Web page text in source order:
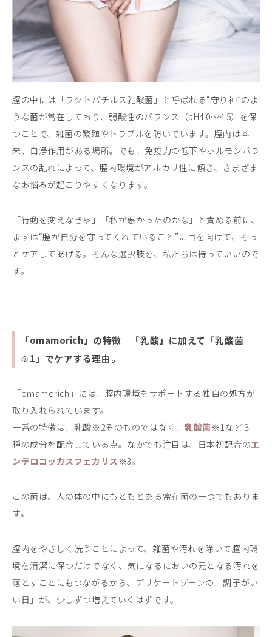
膣の中には「ラクトバチルス乳酸菌」と呼ばれる“守り神”のよ
うな菌が常在しており、弱酸性のバランス（pH4.0〜4.5）を保
つことで、雑菌の繁殖やトラブルを防いでいます。膣内は本
来、自浄作用がある場所。でも、免疫力の低下やホルモンバラ
ンスの乱れによって、膣内環境がアルカリ性に傾き、さまざま
なお悩みが起こりやすくなります。
「行動を変えなきゃ」「私が悪かったのかな」と責める前に、
まずは“膣が自分を守ってくれていること”に目を向けて、そっ
とケアしてあげる。そんな選択肢を、私たちは持っていいので
す。
「omamorich」の特徴 「乳酸」に加えて「乳酸菌
※1」でケアする理由。
「omamorich」には、膣内環境をサポートする独自の処方が
取り入れられています。
一番の特徴は、乳酸※2そのものではなく、乳酸菌 ※1など３
種の成分を配合している点。なかでも注目は、日本初配合のエ
ンテロコッカスフェカ リ ス ※3。
この菌は、人の体の中にもともとある常在菌の一つでもありま
す。
膣内をやさしく洗うことによって、雑菌や汚れを除いて膣内環
境を清潔に保つだけでなく、気になるにおいの元となる汚れを
落とすことにもつながるから、デリケートゾーンの「調子がい
い日」が、少しずつ増えていくはずです。